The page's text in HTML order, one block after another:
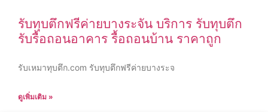
รับทุบตึกฟรีค่ายบางระจัน บริการ รับทุบตึก
รับรื้อถอนอาคาร รื้อถอนบ้าน ราคาถูก
รับเหมาทุบตึก.com รับทุบตึกฟรีค่ายบางระจ
ดูเพิ่มเติม »